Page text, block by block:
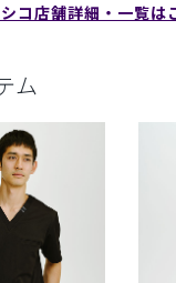
コ店舗詳細・一覧は
ム